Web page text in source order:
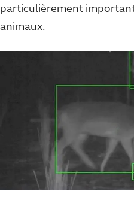
particulièrement
animaux.